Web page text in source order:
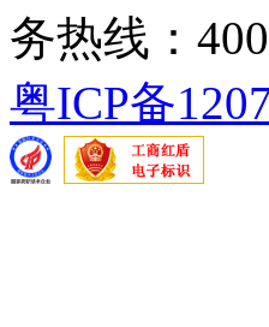
务热线：
粤ICP备